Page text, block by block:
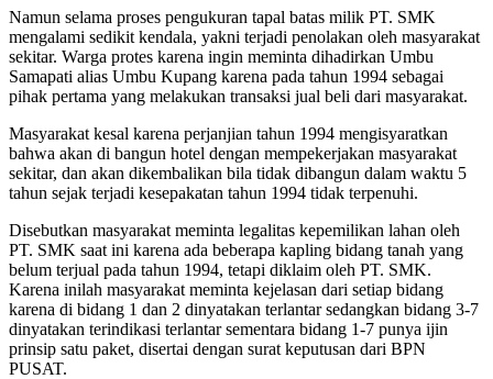
Namun selama proses pengukuran tapal batas milik PT. SMK
mengalami sedikit kendala, yakni terjadi penolakan oleh masyarakat
sekitar. Warga protes karena ingin meminta dihadirkan Umbu
Samapati alias Umbu Kupang karena pada tahun 1994 sebagai
pihak pertama yang melakukan transaksi jual beli dari masyarakat.
Masyarakat kesal karena perjanjian tahun 1994 mengisyaratkan
bahwa akan di bangun hotel dengan mempekerjakan masyarakat
sekitar, dan akan dikembalikan bila tidak dibangun dalam waktu 5
tahun sejak terjadi kesepakatan tahun 1994 tidak terpenuhi.
Disebutkan masyarakat meminta legalitas kepemilikan lahan oleh
PT. SMK saat ini karena ada beberapa kapling bidang tanah yang
belum terjual pada tahun 1994, tetapi diklaim oleh PT. SMK.
Karena inilah masyarakat meminta kejelasan dari setiap bidang
karena di bidang 1 dan 2 dinyatakan terlantar sedangkan bidang 3-7
dinyatakan terindikasi terlantar sementara bidang 1-7 punya ijin
prinsip satu paket, disertai dengan surat keputusan dari BPN
PUSAT.